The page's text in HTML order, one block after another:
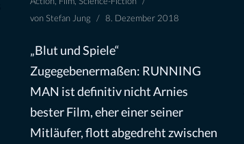
vonStefan Jung 8. Dezember 2018
„Blut und Spiele“
Zugegebenermaßen: RUNNING
MAN ist definitiv nicht Arnies
bester Film, eher einer seiner
Mitläufer, flott abgedreht zwischen